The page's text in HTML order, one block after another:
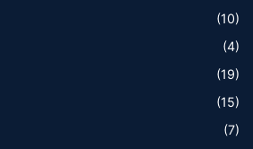
(10)
(4)
(19)
(15)
(7)